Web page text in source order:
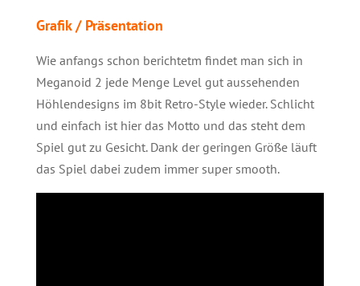
Grafik / Präsentation
Wie anfangs schon berichtetm findet man sich in
Meganoid 2 jede Menge Level gut aussehenden
Höhlendesigns im 8bit Retro-Style wieder. Schlicht
und einfach ist hier das Motto und das steht dem
Spiel gut zu Gesicht. Dank der geringen Größe läuft
das Spiel dabei zudem immer super smooth.